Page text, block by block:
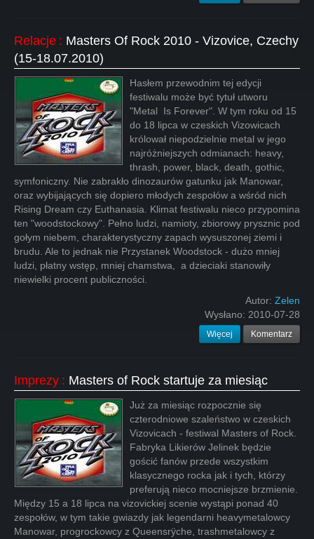
Relacje : Masters Of Rock 2010 - Vizovice, Czechy
(15-18.07.2010)
Hasłem przewodnim tej edycji
festiwalu może być tytuł utworu
"Metal Is Forever". W tym roku od 15
do 18 lipca w czeskich Vizowicach
królował niepodzielnie metal w jego
najróżniejszych odmianach: heavy,
thrash, power, black, death, gothic,
symfoniczny. Nie zabrakło dinozaurów gatunku jak Manowar,
oraz wybijających się dopiero młodych zespołów a wśród nich
Rising Dream czy Euthanasia. Klimat festiwalu nieco przypomina
ten "woodstockowy". Pełno ludzi, namioty, zbiorowy prysznic pod
gołym niebem, charakterystyczny zapach wysuszonej ziemi i
brudu. Ale to jednak nie Przystanek Woodstock - dużo mniej
ludzi, płatny wstęp, mniej chamstwa, a dzieciaki stanowiły
niewielki procent publiczności.
Autor: Zelen
Wysłano: 2010-07-28
Więcej Komentarz
Imprezy : Masters of Rock startuje za miesiąc
Już za miesiąc rozpocznie się
czterodniowe szaleństwo w czeskich
Vizovicach - festiwal Masters of Rock.
Fabryka Likierów Jelinek będzie
gościć fanów przede wszystkim
klasycznego rocka jak i tych, którzy
preferują nieco mocniejsze brzmienie.
Między 15 a 18 lipca na vizovickiej scenie wystąpi ponad 40
zespołów, w tym takie gwiazdy jak legendarni heavymetalowcy
Manowar, progrockowcy z Queensrÿche, trashmetalowcy z